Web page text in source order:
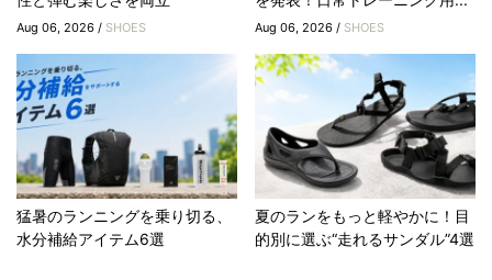
Aug 06, 2026 / SHOES Aug 06, 2026 / SHOES
猛暑のランニングを乗り切る、
水分補給アイテム6選
夏のランをもっと軽やかに！目
的別に選ぶ“走れるサンダル”4選